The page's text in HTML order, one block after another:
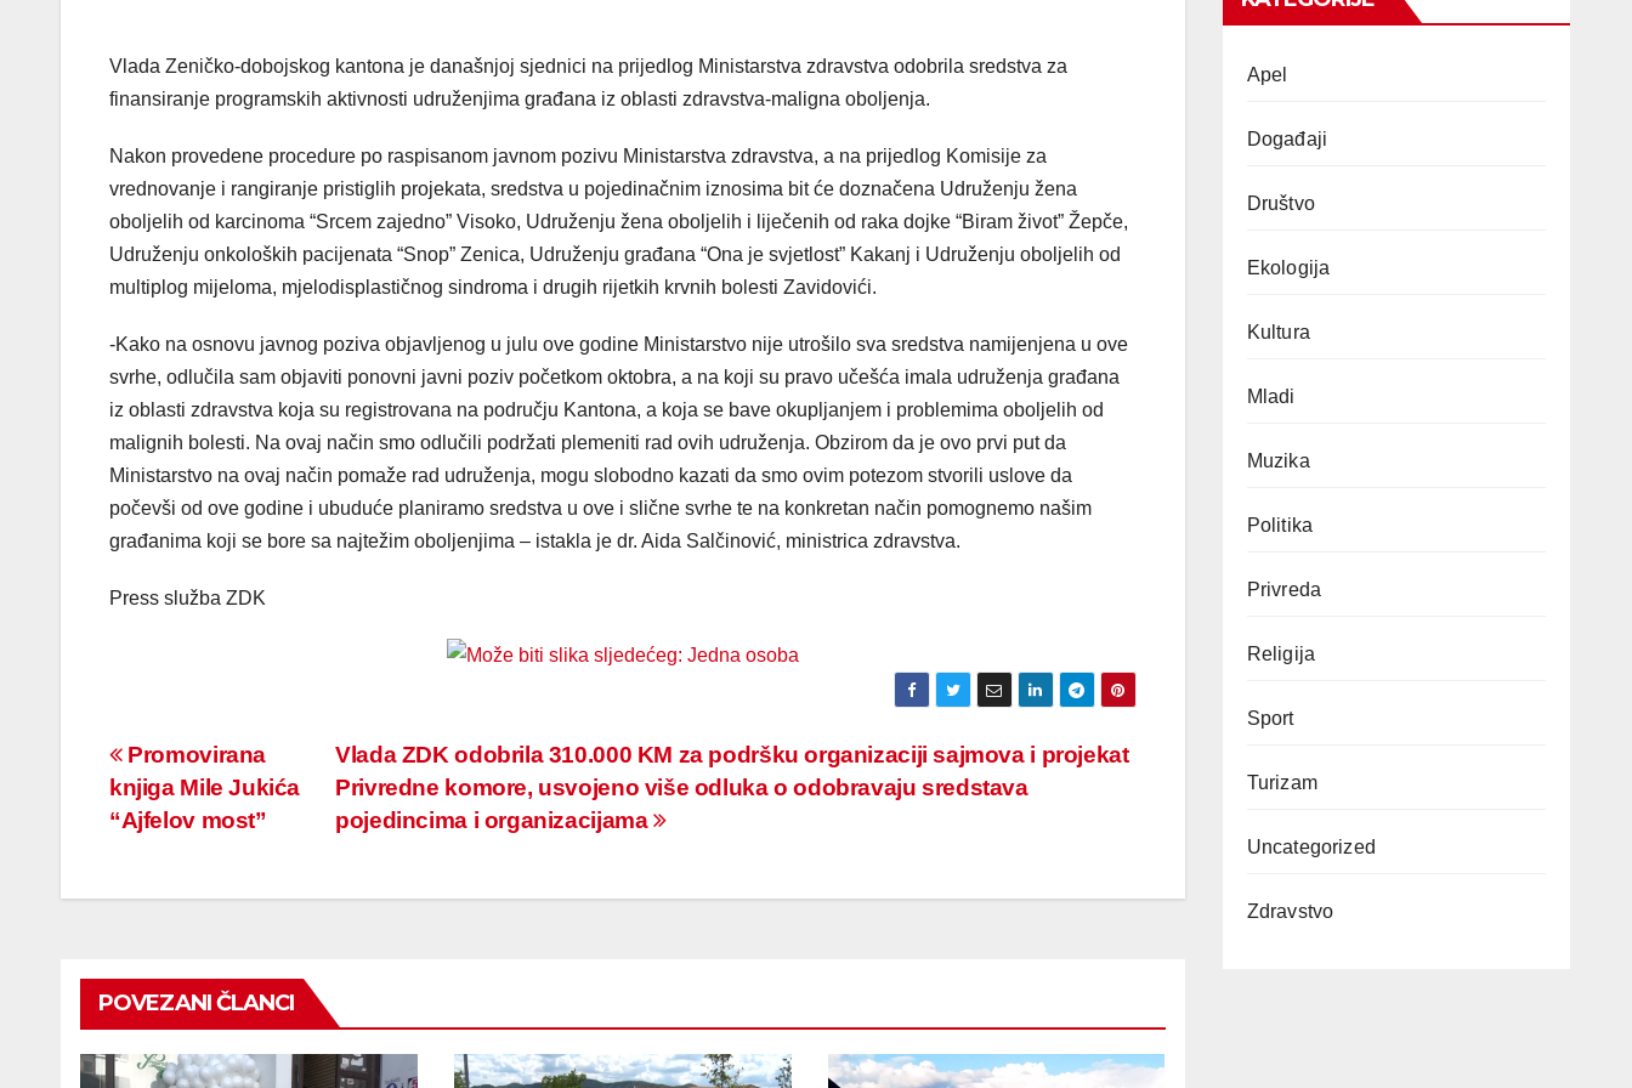
Vlada Zeničko-dobojskog kantona je današnjoj sjednici na prijedlog Ministarstva zdravstva odobrila sredstva za
finansiranje programskih aktivnosti udruženjima građana iz oblasti zdravstva-maligna oboljenja.
Nakon provedene procedure po raspisanom javnom pozivu Ministarstva zdravstva, a na prijedlog Komisije za
vrednovanje i rangiranje pristiglih projekata, sredstva u pojedinačnim iznosima bit će doznačena Udruženju žena
oboljelih od karcinoma “Srcem zajedno” Visoko, Udruženju žena oboljelih i liječenih od raka dojke “Biram život” Žepče,
Udruženju onkoloških pacijenata “Snop” Zenica, Udruženju građana “Ona je svjetlost” Kakanj i Udruženju oboljelih od
multiplog mijeloma, mjelodisplastičnog sindroma i drugih rijetkih krvnih bolesti Zavidovići.
-Kako na osnovu javnog poziva objavljenog u julu ove godine Ministarstvo nije utrošilo sva sredstva namijenjena u ove
svrhe, odlučila sam objaviti ponovni javni poziv početkom oktobra, a na koji su pravo učešća imala udruženja građana
iz oblasti zdravstva koja su registrovana na području Kantona, a koja se bave okupljanjem i problemima oboljelih od
malignih bolesti. Na ovaj način smo odlučili podržati plemeniti rad ovih udruženja. Obzirom da je ovo prvi put da
Ministarstvo na ovaj način pomaže rad udruženja, mogu slobodno kazati da smo ovim potezom stvorili uslove da
počevši od ove godine i ubuduće planiramo sredstva u ove i slične svrhe te na konkretan način pomognemo našim
građanima koji se bore sa najtežim oboljenjima – istakla je dr. Aida Salčinović, ministrica zdravstva.
Press služba ZDK
Navigacija
članaka
Vlada ZDK odobrila 310.000 KM za podršku organizaciji sajmova i projekat
Privredne komore, usvojeno više odluka o odobravaju sredstava
pojedincima i organizacijama
Promovirana
knjiga Mile Jukića
“Ajfelov most”
POVEZANI ČLANCI
Apel
Događaji
Društvo
Ekologija
Kultura
Mladi
Muzika
Politika
Privreda
Religija
Sport
Turizam
Uncategorized
Zdravstvo